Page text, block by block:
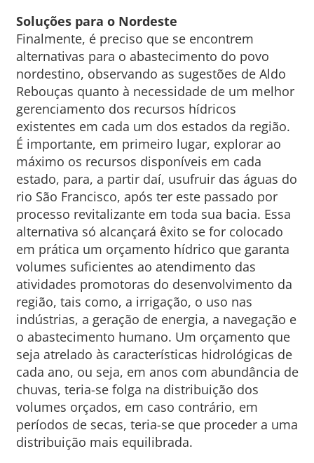
Soluções para o Nordeste
Finalmente, é preciso que se encontrem
alternativas para o abastecimento do povo
nordestino, observando as sugestões de Aldo
Rebouças quanto à necessidade de um melhor
gerenciamento dos recursos hídricos
existentes em cada um dos estados da região.
É importante, em primeiro lugar, explorar ao
máximo os recursos disponíveis em cada
estado, para, a partir daí, usufruir das águas do
rio São Francisco, após ter este passado por
processo revitalizante em toda sua bacia. Essa
alternativa só alcançará êxito se for colocado
em prática um orçamento hídrico que garanta
volumes suficientes ao atendimento das
atividades promotoras do desenvolvimento da
região, tais como, a irrigação, o uso nas
indústrias, a geração de energia, a navegação e
o abastecimento humano. Um orçamento que
seja atrelado às características hidrológicas de
cada ano, ou seja, em anos com abundância de
chuvas, teria-se folga na distribuição dos
volumes orçados, em caso contrário, em
períodos de secas, teria-se que proceder a uma
distribuição mais equilibrada.